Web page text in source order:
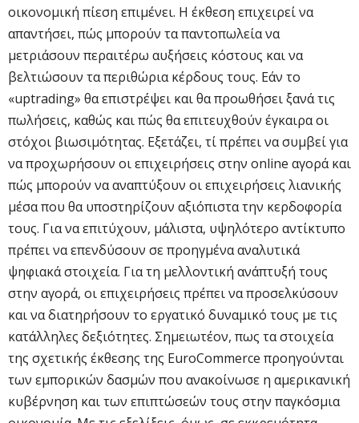
οικονομική πίεση επιμένει. Η έκθεση επιχειρεί να
απαντήσει, πώς μπορούν τα παντοπωλεία να
μετριάσουν περαιτέρω αυξήσεις κόστους και να
βελτιώσουν τα περιθώρια κέρδους τους. Εάν το
«uptrading» θα επιστρέψει και θα προωθήσει ξανά τις
πωλήσεις, καθώς και πώς θα επιτευχθούν έγκαιρα οι
στόχοι βιωσιμότητας. Εξετάζει, τί πρέπει να συμβεί για
να προχωρήσουν οι επιχειρήσεις στην online αγορά και
πώς μπορούν να αναπτύξουν οι επιχειρήσεις λιανικής
μέσα που θα υποστηρίζουν αξιόπιστα την κερδοφορία
τους. Για να επιτύχουν, μάλιστα, υψηλότερο αντίκτυπο
πρέπει να επενδύσουν σε προηγμένα αναλυτικά
ψηφιακά στοιχεία. Για τη μελλοντική ανάπτυξή τους
στην αγορά, οι επιχειρήσεις πρέπει να προσελκύσουν
και να διατηρήσουν το εργατικό δυναμικό τους με τις
κατάλληλες δεξιότητες. Σημειωτέον, πως τα στοιχεία
της σχετικής έκθεσης της EuroCommerce προηγούνται
των εμπορικών δασμών που ανακοίνωσε η αμερικανική
κυβέρνηση και των επιπτώσεών τους στην παγκόσμια